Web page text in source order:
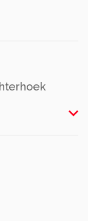
nu afgezet
voor een